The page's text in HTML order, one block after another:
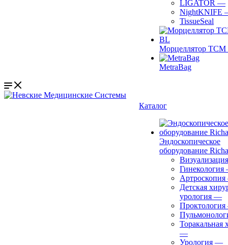
LIGATOR —
NightKNIFE
TissueSeal
Морцеллятор ТСМ
MetraBag
Каталог
Эндоскопическое
оборудование
Визуализация
Гинекология
Артроскопия
Детская
урология —
Проктология
Торакальная
—
Урология —